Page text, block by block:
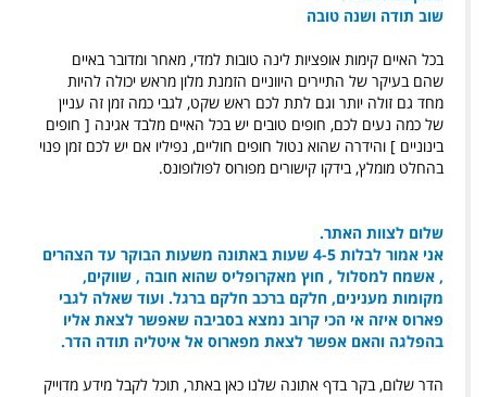
שוב תודה ושנה טובה
בכל האיים קימות אופציות לינה טובות למדי, מאחר ומדובר באיים
שהם בעיקר של התיירים היווניים הזמנת מלון מראש יכולה להיות
מחד גם זולה יותר וגם לתת לכם ראש שקט, לגבי כמה זמן זה עניין
של כמה נעים לכם, חופים טובים יש בכל האיים מלבד אגינה [ חופים
בינוניים ] והידרה שהוא נטול חופים חוליים, נפיליו אם יש לכם זמן פנוי
בהחלט מומלץ, בידקו קישורים מפורוס לפולופונס.
שלום לצוות האתר.
אני אמור לבלות 4-5 שעות באתונה משעות הבוקר עד הצהרים
, אשמח למסלול , חוץ מאקרופליס שהוא חובה , שווקים,
מקומות מענינים, חלקם ברכב חלקם ברגל. ועוד שאלה לגבי
פארוס איזה אי הכי קרוב נמצא בסביבה שאפשר לצאת אליו
בהפלגה והאם אפשר לצאת מפארוס אל איטליה תודה הדר.
הדר שלום, בקר בדף אתונה שלנו כאן באתר, תוכל לקבל מידע מדוייק